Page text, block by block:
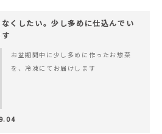
なくしたい。少し多めに仕込んでい
お盆期間中に少し多めに作ったお惣菜
を、冷凍にてお届けします